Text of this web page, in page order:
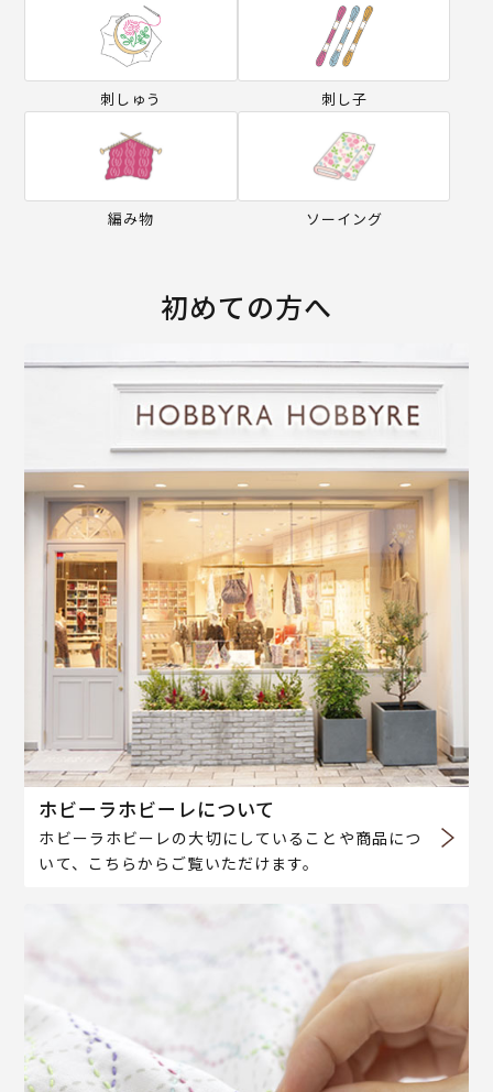
刺しゅう 刺し子
編み物 ソーイング
初めての方へ
ホビーラホビーレについて
ホビーラホビーレの大切にしていることや商品につ
いて、こちらからご覧いただけます。